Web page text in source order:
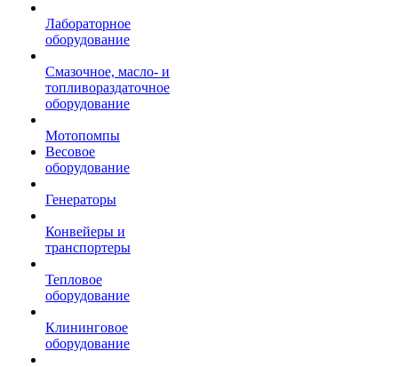
Лабораторное
оборудование
Смазочное, масло- и
топливораздаточное
оборудование
Мотопомпы
Весовое
оборудование
Генераторы
Конвейеры и
транспортеры
Тепловое
оборудование
Клининговое
оборудование